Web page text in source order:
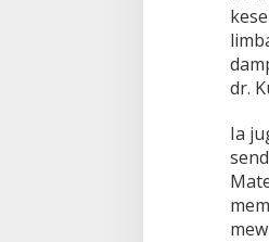
dr.
Ia